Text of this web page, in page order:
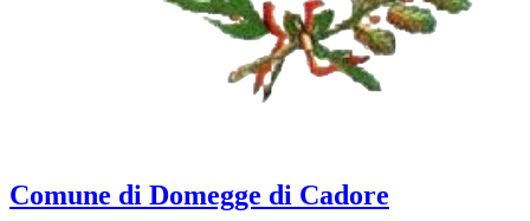
Comune di Domegge di Cadore